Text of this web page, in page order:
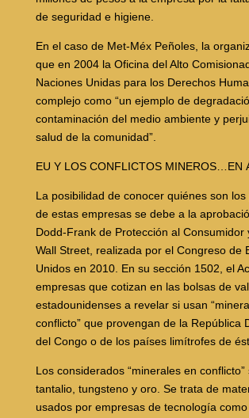
de seguridad e higiene.
En el caso de Met-Méx Peñoles, la
que en 2004 la Oficina del Alto
Naciones Unidas para los Derechos
complejo como “un ejemplo de
contaminación del medio ambiente y
salud de la comunidad”.
EU Y LOS CONFLICTOS MINEROS…EN
La posibilidad de conocer quiénes son
de estas empresas se debe a la
Dodd-Frank de Protección al Consumidor
Wall Street, realizada por el Congreso de
Unidos en 2010. En su sección 1502, el
empresas que cotizan en las bolsas de
estadounidenses a revelar si usan
conflicto” que provengan de la República
del Congo o de los países limítrofes de
Los considerados “minerales en conflicto”
tantalio, tungsteno y oro. Se trata de
usados por empresas de tecnología como